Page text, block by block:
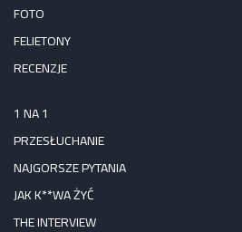
FOTO
FELIETONY
RECENZJE
1 NA 1
PRZESŁUCHANIE
NAJGORSZE PYTANIA
JAK K**WA ŻYĆ
THE INTERVIEW